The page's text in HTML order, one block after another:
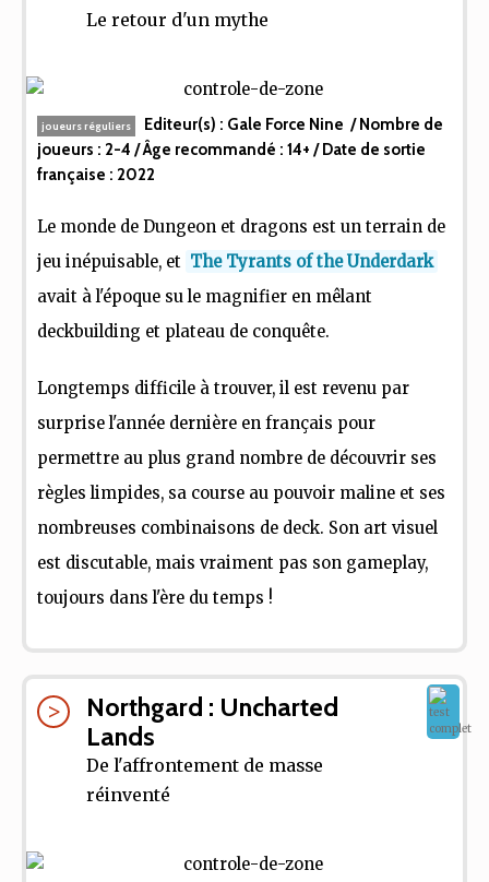
Le retour d'un mythe
joueurs réguliers Editeur(s) : Gale Force Nine / Nombre de
joueurs : 2-4 / Âge recommandé : 14+ / Date de sortie
française : 2022
Le monde de Dungeon et dragons est un terrain de
jeu inépuisable, et The Tyrants of the Underdark
avait à l'époque su le magnifier en mêlant
deckbuilding et plateau de conquête.
Longtemps difficile à trouver, il est revenu par
surprise l'année dernière en français pour
permettre au plus grand nombre de découvrir ses
règles limpides, sa course au pouvoir maline et ses
nombreuses combinaisons de deck. Son art visuel
est discutable, mais vraiment pas son gameplay,
toujours dans l'ère du temps !
Northgard : Uncharted
Lands
De l'affrontement de masse
réinventé